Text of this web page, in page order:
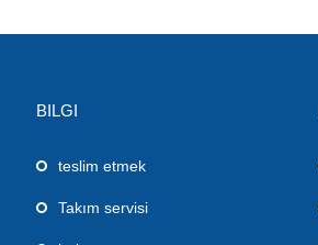
BILGI
teslim etmek
Takım servisi